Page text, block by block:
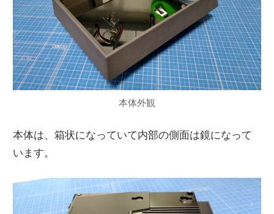
本体外観
本体は、箱状になっていて内部の側面は鏡になって
います。